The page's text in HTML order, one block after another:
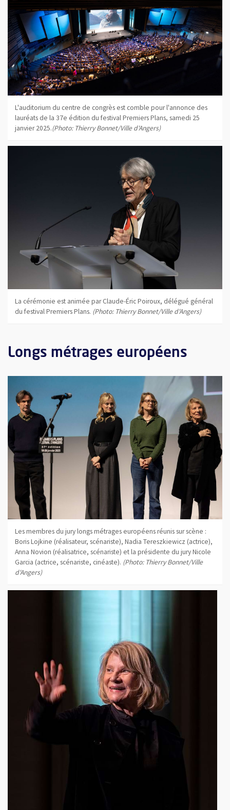
L'auditorium du centre de congrès est comble pour l'annonce des
lauréats de la 37e édition du festival Premiers Plans, samedi 25
janvier 2025.(Photo: Thierry Bonnet/Ville d'Angers)
La cérémonie est animée par Claude-Éric Poiroux, délégué général
du festival Premiers Plans. (Photo: Thierry Bonnet/Ville d'Angers)
Longs métrages européens
Les membres du jury longs métrages européens réunis sur scène :
Boris Lojkine (réalisateur, scénariste), Nadia Tereszkiewicz (actrice),
Anna Novion (réalisatrice, scénariste) et la présidente du jury Nicole
Garcia (actrice, scénariste, cinéaste). (Photo: Thierry Bonnet/Ville
d'Angers)